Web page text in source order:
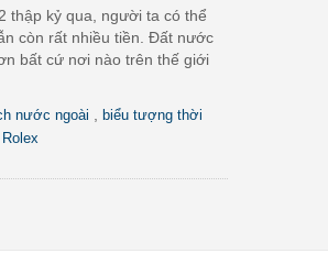
thập kỷ qua, người ta có thể
còn rất nhiều tiền. Đất nước
bất cứ nơi nào trên thế giới
nước ngoài
biểu tượng thời